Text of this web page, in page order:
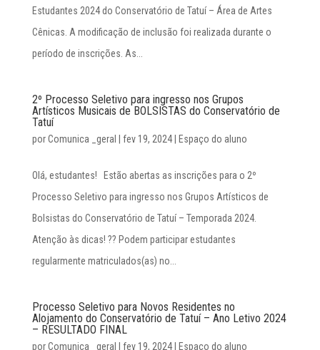
Estudantes 2024 do Conservatório de Tatuí – Área de Artes
Cênicas. A modificação de inclusão foi realizada durante o
período de inscrições. As...
2º Processo Seletivo para ingresso nos Grupos
Artísticos Musicais de BOLSISTAS do Conservatório de
Tatuí
porComunica _geral fev 19, 2024| Espaço do aluno
Olá, estudantes! Estão abertas as inscrições para o 2º
Processo Seletivo para ingresso nos Grupos Artísticos de
Bolsistas do Conservatório de Tatuí – Temporada 2024.
Atenção às dicas! ?? Podem participar estudantes
regularmente matriculados(as) no...
Processo Seletivo para Novos Residentes no
Alojamento do Conservatório de Tatuí – Ano Letivo 2024
– RESULTADO FINAL
porComunica _geral fev 19, 2024| Espaço do aluno